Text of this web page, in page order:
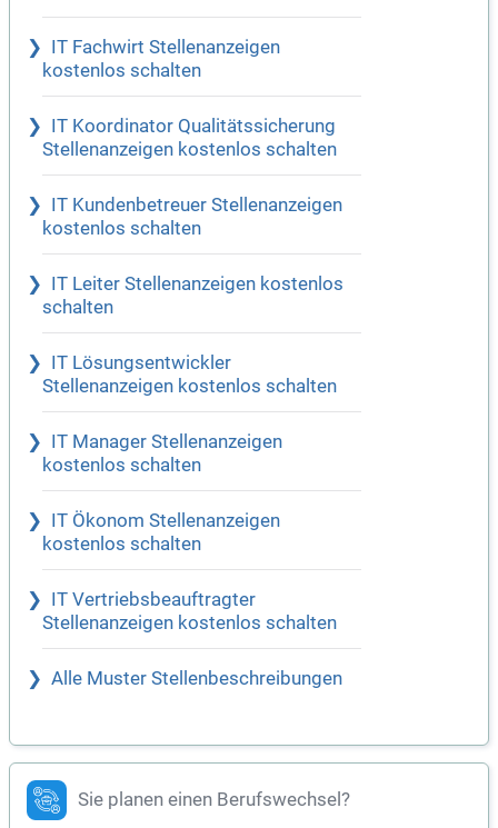
IT Fachwirt Stellenanzeigen
kostenlos schalten
IT Koordinator Qualitätssicherung
Stellenanzeigen kostenlos schalten
IT Kundenbetreuer Stellenanzeigen
kostenlos schalten
IT Leiter Stellenanzeigen kostenlos
schalten
IT Lösungsentwickler
Stellenanzeigen kostenlos schalten
IT Manager Stellenanzeigen
kostenlos schalten
IT Ökonom Stellenanzeigen
kostenlos schalten
IT Vertriebsbeauftragter
Stellenanzeigen kostenlos schalten
Alle Muster Stellenbeschreibungen
Sie planen einen Berufswechsel?